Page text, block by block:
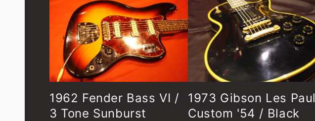
1962 Fender Bass VI /
3 Tone Sunburst
1973 Gibson Les Paul
Custom '54 / Black